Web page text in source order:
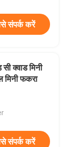
संपर्क करें
क्वाड मिनी
मिनी फकरा
संपर्क करें